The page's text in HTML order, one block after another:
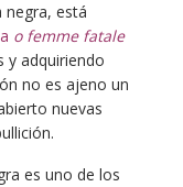
está
o femme fatale
y adquiriendo
no es ajeno un
nuevas
es uno de los